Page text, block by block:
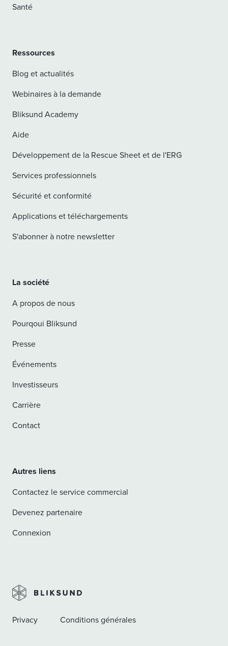
Santé
Ressources
Blog et actualités
Webinaires à la demande
Bliksund Academy
Aide
Développement de la Rescue Sheet et de l'ERG
Services professionnels
Sécurité et conformité
Applications et téléchargements
S'abonner à notre newsletter
La société
A propos de nous
Pourqoui Bliksund
Presse
Événements
Investisseurs
Carrière
Contact
Autres liens
Contactez le service commercial
Devenez partenaire
Connexion
Privacy Conditions générales